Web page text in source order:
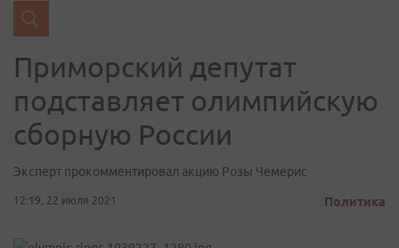
Приморский депутат
подставляет олимпийскую
сборную России
Эксперт прокомментировал акцию Розы Чемерис
12:19, 22 июля 2021 Политика